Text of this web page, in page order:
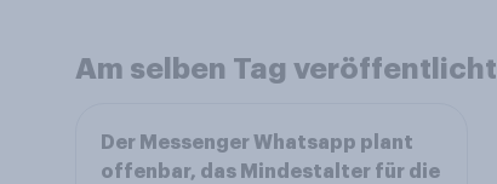
Am selben Tag veröffentlicht
Der Messenger Whatsapp plant
offenbar, das Mindestalter für die